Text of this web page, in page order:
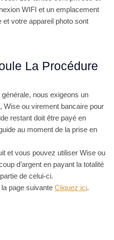
WIFI et un emplacement
et votre appareil photo sont
La Procédure
nous exigeons un
Wise ou virement bancaire pour
restant doit être payé en
au moment de la prise en
et vous pouvez utiliser Wise ou
d’argent en payant la totalité
de celui-ci.
page suivante Cliquez ici.